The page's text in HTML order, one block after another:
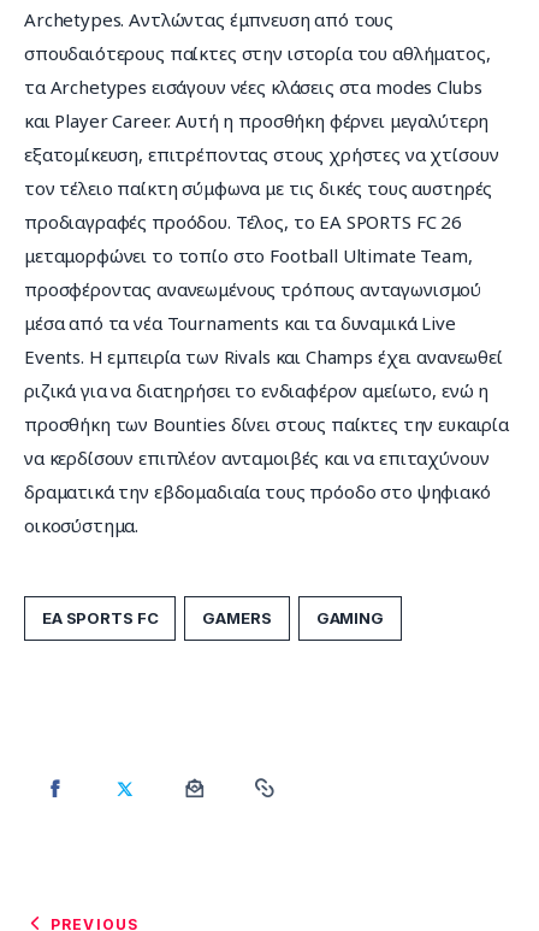
Archetypes. Αντλώντας έμπνευση από τους
σπουδαιότερους παίκτες στην ιστορία του αθλήματος,
τα Archetypes εισάγουν νέες κλάσεις στα modes Clubs
και Player Career. Αυτή η προσθήκη φέρνει μεγαλύτερη
εξατομίκευση, επιτρέποντας στους χρήστες να χτίσουν
τον τέλειο παίκτη σύμφωνα με τις δικές τους αυστηρές
προδιαγραφές προόδου. Τέλος, το EA SPORTS FC 26
μεταμορφώνει το τοπίο στο Football Ultimate Team,
προσφέροντας ανανεωμένους τρόπους ανταγωνισμού
μέσα από τα νέα Tournaments και τα δυναμικά Live
Events. Η εμπειρία των Rivals και Champs έχει ανανεωθεί
ριζικά για να διατηρήσει το ενδιαφέρον αμείωτο, ενώ η
προσθήκη των Bounties δίνει στους παίκτες την ευκαιρία
να κερδίσουν επιπλέον ανταμοιβές και να επιταχύνουν
δραματικά την εβδομαδιαία τους πρόοδο στο ψηφιακό
οικοσύστημα.
EA SPORTS FC GAMERS GAMING
PREVIOUS